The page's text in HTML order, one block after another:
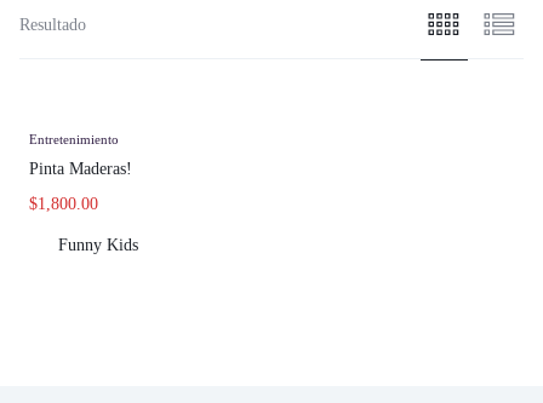
Resultado
Entretenimiento
Pinta Maderas!
$1,800.00
Funny Kids